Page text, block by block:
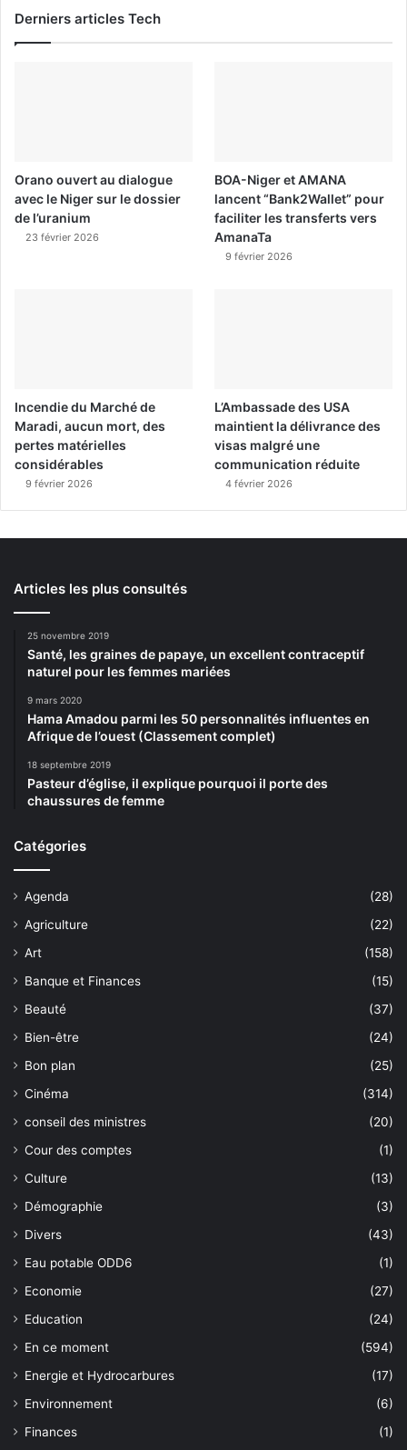
Derniers articles Tech
Orano ouvert au dialogue
avec le Niger sur le dossier
de l’uranium
23 février 2026
BOA-Niger et AMANA
lancent “Bank2Wallet” pour
faciliter les transferts vers
AmanaTa
9 février 2026
Incendie du Marché de
Maradi, aucun mort, des
pertes matérielles
considérables
9 février 2026
L’Ambassade des USA
maintient la délivrance des
visas malgré une
communication réduite
4 février 2026
Articles les plus consultés
25 novembre 2019
Santé, les graines de papaye, un excellent contraceptif
naturel pour les femmes mariées
9 mars 2020
Hama Amadou parmi les 50 personnalités influentes en
Afrique de l’ouest (Classement complet)
18 septembre 2019
Pasteur d’église, il explique pourquoi il porte des
chaussures de femme
Catégories
Agenda
(28)
Agriculture
(22)
Art
(158)
Banque et Finances
(15)
Beauté
(37)
Bien-être
(24)
Bon plan
(25)
Cinéma
(314)
conseil des ministres
(20)
Cour des comptes
(1)
Culture
(13)
Démographie
(3)
Divers
(43)
Eau potable ODD6
(1)
Economie
(27)
Education
(24)
En ce moment
(594)
Energie et Hydrocarbures
(17)
Environnement
(6)
Finances
(1)